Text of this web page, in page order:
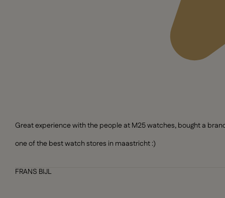
Great experience with the people at M25 watches, bought a
one of the best watch stores in maastricht :)
FRANS BIJL